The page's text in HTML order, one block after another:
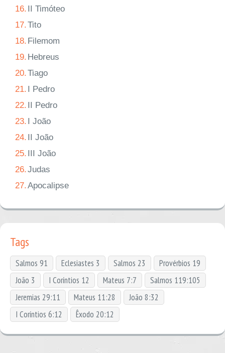
16. II Timóteo
17.Tito
18. Filemom
19. Hebreus
20.Tiago
21. I Pedro
22. II Pedro
23. I João
24. II João
25. III João
26.Judas
27.Apocalipse
Tags
Salmos 91 Eclesiastes 3 Salmos 23
Provérbios 19
João 3
I Coríntios 12 Mateus 7:7
Salmos 119:105
Jeremias 29:11
Mateus 11:28
João 8:32
I Coríntios 6:12
Êxodo 20:12